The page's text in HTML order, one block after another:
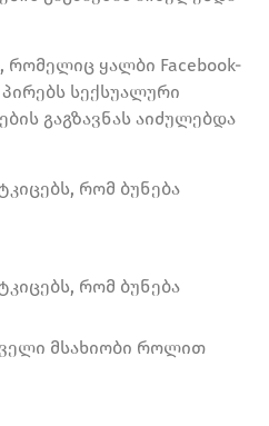
რომელიც ყალბი Facebook-
სექსუალური
გაგზავნას აიძულებდა
რომ ბუნება
რომ ბუნება
მსახიობი როლით